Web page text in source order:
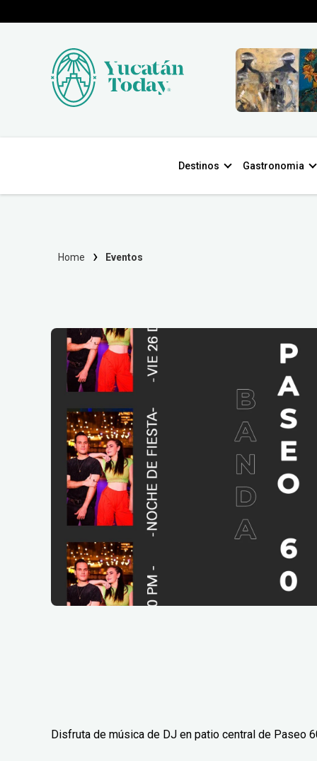
Destinos Gastronomia
Home Eventos
Disfruta de música de DJ en patio central de Paseo